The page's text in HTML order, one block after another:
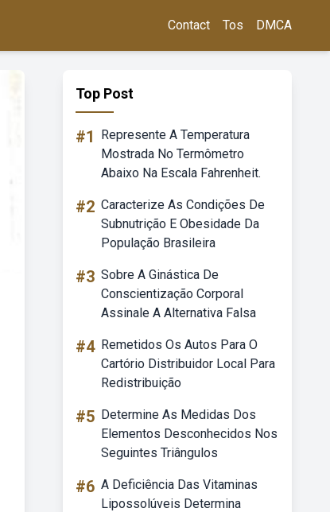
Contact Tos DMCA
Top Post
#1
Represente A Temperatura
Mostrada No Termômetro
Abaixo Na Escala Fahrenheit.
#2 Caracterize As Condições De
Subnutrição E Obesidade Da
População Brasileira
#3 Sobre A Ginástica De
Conscientização Corporal
Assinale A Alternativa Falsa
#4 Remetidos Os Autos Para O
Cartório Distribuidor Local Para
Redistribuição
#5 Determine As Medidas Dos
Elementos Desconhecidos Nos
Seguintes Triângulos
#6 A Deficiência Das Vitaminas
Lipossolúveis Determina